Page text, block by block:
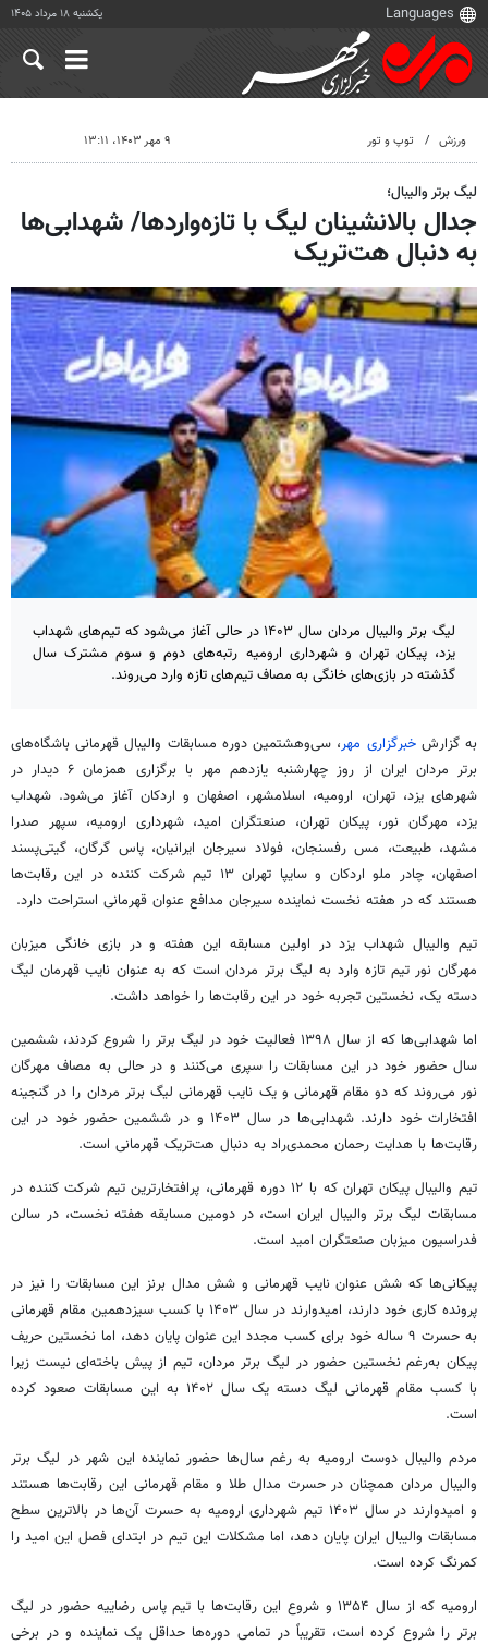
یکشنبه ۱۸ مرداد ۱۴۰۵
ورزش توپ و تور ۹ مهر ۱۴۰۳، ۱۳:۱۱
لیگ برتر والیبال؛
جدال بالانشینان لیگ با تازه‌واردها/ شهدابی‌ها
به دنبال هت‌تریک
لیگ برتر والیبال مردان سال ۱۴۰۳ در حالی آغاز می‌شود که تیم‌های شهداب
یزد، پیکان تهران و شهرداری ارومیه رتبه‌های دوم و سوم مشترک سال
گذشته در بازی‌های خانگی به مصاف تیم‌های تازه وارد می‌روند.
به گزارشخبرگزاری مهر، سی‌وهشتمین دوره مسابقات والیبال قهرمانی باشگاه‌های
برتر مردان ایران از روز چهارشنبه یازدهم مهر با برگزاری همزمان ۶ دیدار در
شهرهای یزد، تهران، ارومیه، اسلامشهر، اصفهان و اردکان آغاز می‌شود. شهداب
یزد، مهرگان نور، پیکان تهران، صنعتگران امید، شهرداری ارومیه، سپهر صدرا
مشهد، طبیعت، مس رفسنجان، فولاد سیرجان ایرانیان، پاس گرگان، گیتی‌پسند
اصفهان، چادر ملو
اردکان و سایپا تهران ۱۳ تیم شرکت کننده در این رقابت‌ها
هستند که در هفته نخست نماینده سیرجان مدافع عنوان قهرمانی استراحت دارد.
تیم والیبال شهداب یزد در اولین مسابقه این هفته و در بازی خانگی میزبان
مهرگان نور تیم تازه وارد به لیگ برتر مردان است که به عنوان نایب قهرمان لیگ
دسته یک، نخستین تجربه خود در این رقابت‌ها را خواهد داشت.
اما شهدابی‌ها که از سال ۱۳۹۸ فعالیت خود در لیگ برتر را شروع کردند، ششمین
سال حضور خود در این مسابقات را سپری می‌کنند و در حالی به مصاف مهرگان
نور می‌روند که دو مقام قهرمانی و یک نایب قهرمانی لیگ برتر مردان را در گنجینه
افتخارات خود دارند. شهدابی‌ها در سال ۱۴۰۳ و در ششمین حضور خود در این
رقابت‌ها با هدایت رحمان محمدی‌راد به دنبال هت‌تریک قهرمانی است.
تیم والیبال پیکان تهران که با ۱۲ دوره قهرمانی، پرافتخارترین تیم شرکت کننده در
مسابقات لیگ برتر والیبال ایران است، در دومین مسابقه هفته نخست، در سالن
فدراسیون میزبان صنعتگران امید است.
پیکانی‌ها که شش عنوان نایب قهرمانی و شش مدال برنز این مسابقات را نیز در
پرونده کاری خود دارند، امیدوارند در سال ۱۴۰۳ با کسب سیزدهمین مقام قهرمانی
به حسرت ۹ ساله خود برای کسب مجدد این عنوان پایان دهد، اما نخستین حریف
پیکان به‌رغم نخستین حضور در لیگ برتر مردان، تیم از پیش باخته‌ای نیست زیرا
با کسب مقام قهرمانی لیگ دسته یک سال ۱۴۰۲ به این مسابقات صعود کرده
است.
مردم والیبال دوست ارومیه به رغم سال‌ها حضور نماینده این شهر در لیگ برتر
والیبال مردان همچنان در حسرت مدال طلا و مقام قهرمانی این رقابت‌ها هستند
و امیدوارند در سال ۱۴۰۳ تیم شهرداری ارومیه به حسرت آن‌ها در بالاترین سطح
مسابقات والیبال ایران پایان دهد، اما مشکلات این تیم در ابتدای فصل این امید را
کمرنگ کرده است.
ارومیه که از سال ۱۳۵۴ و شروع این رقابت‌ها با تیم پاس رضاییه حضور در لیگ
برتر را شروع کرده است، تقریباً در تمامی دوره‌ها حداقل یک نماینده و در برخی